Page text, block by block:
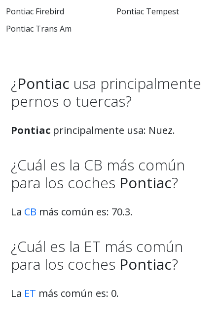
Pontiac Firebird
Pontiac Trans Am
Pontiac Tempest
¿Pontiac usa principalmente
pernos o tuercas?
Pontiac principalmente usa: Nuez.
¿Cuál es la CB más común
para los coches Pontiac?
La CB más común es: 70.3.
¿Cuál es la ET más común
para los coches Pontiac?
La ET más común es: 0.